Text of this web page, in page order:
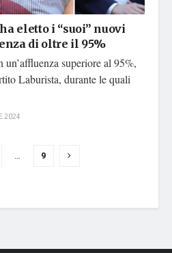
eletto i “suoi” nuovi
di oltre il 95%
superiore al 95%,
Laburista, durante le quali
2024
… 9